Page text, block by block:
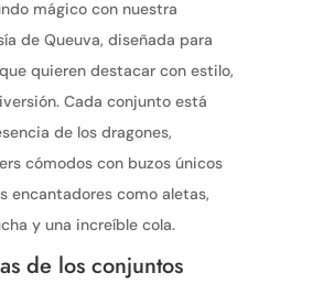
mágico con nuestra
de Queuva, diseñada para
quieren destacar con estilo,
Cada conjunto está
de los dragones,
cómodos con buzos únicos
encantadores como aletas,
y una increíble cola.
de los conjuntos